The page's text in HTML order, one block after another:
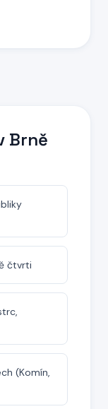
Brně
čtvrti
(Komín,